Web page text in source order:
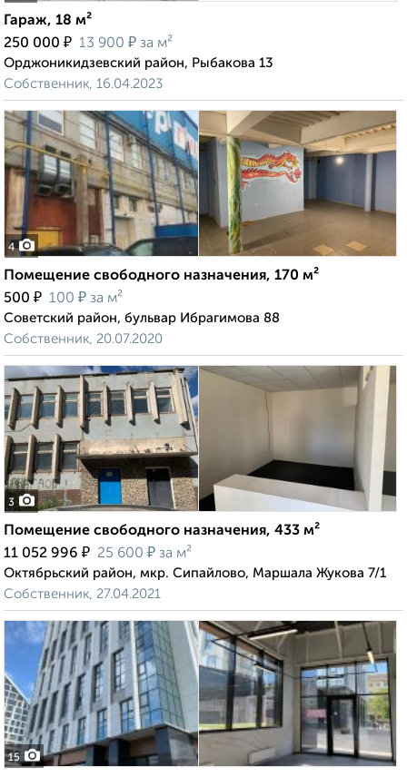
Гараж, 18 м²
250 000 ₽ 13 900 ₽ за м²
Орджоникидзевский район, Рыбакова 13
Собственник, 16.04.2023
4
Помещение свободного назначения, 170 м²
500 ₽ 100 ₽ за м²
Советский район, бульвар Ибрагимова 88
Собственник, 20.07.2020
3
Помещение свободного назначения, 433 м²
11 052 996 ₽ 25 600 ₽ за м²
Октябрьский район, мкр. Сипайлово, Маршала Жукова 7/1
Собственник, 27.04.2021
15